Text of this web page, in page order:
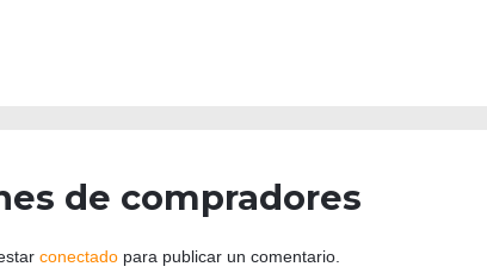
de compradores
conectadopara publicar un comentario.